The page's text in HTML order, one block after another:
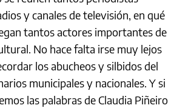
y canales de televisión, en qué
tantos actores importantes de
No hace falta irse muy lejos
los abucheos y silbidos del
municipales y nacionales. Y si
las palabras de Claudia Piñeiro